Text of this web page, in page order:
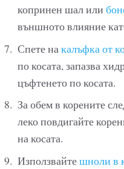
копринен шал или
външното влияние
Спете накалъфка от
по косата, запазва
цъфтенето по косата.
За обем в корените
леко повдигайте
на косата.
Използвайтешноли в